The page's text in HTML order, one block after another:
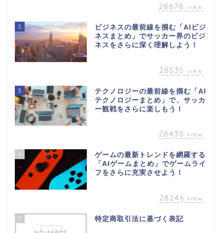
28678 view
2
ビジネスの最前線を掴む「AIビジ
ネスまとめ」でサッカー界のビジ
ネスをさらに深く理解しよう！
28535 view
3
テクノロジーの最前線を掴む「AI
テクノロジーまとめ」で、サッカ
ー観戦をさらに楽しもう！
28430 view
4
ゲームの最新トレンドを網羅する
「AIゲームまとめ」でゲームライ
フをさらに充実させよう！
28246 view
5 特定商取引法に基づく表記